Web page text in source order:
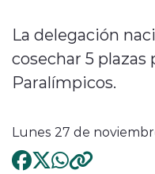
La delegación
cosechar 5 plazas
Paralímpicos.
Lunes 27 de